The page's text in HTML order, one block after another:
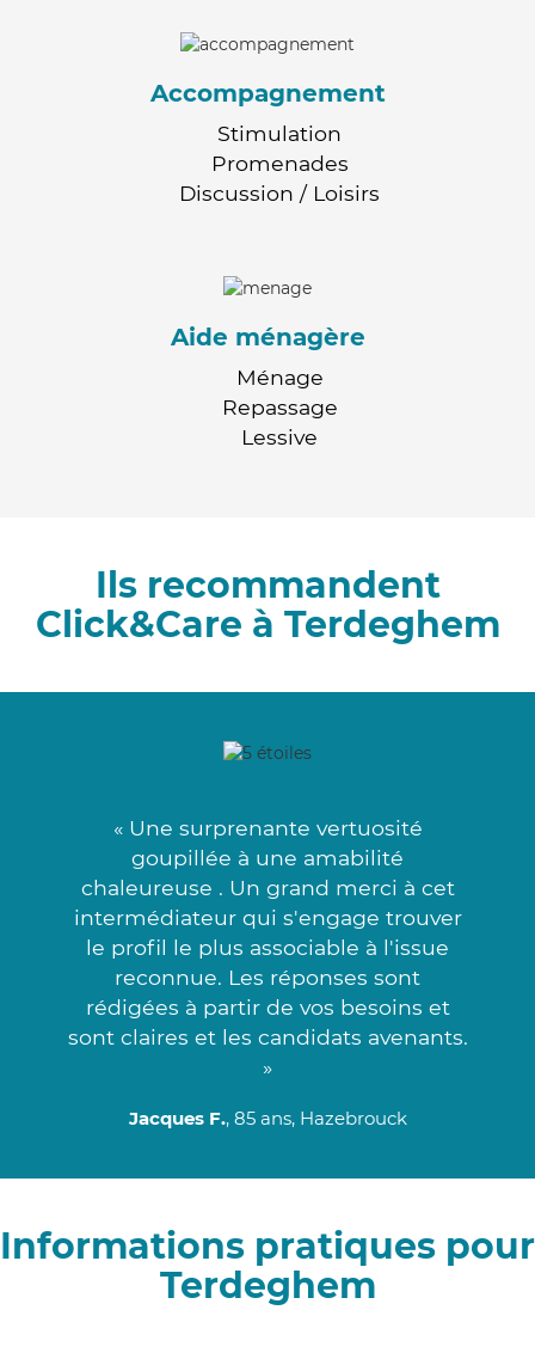
Accompagnement
Stimulation
Promenades
Discussion / Loisirs
Aide ménagère
Ménage
Repassage
Lessive
Ils recommandent
Click&Care à Terdeghem
« Une surprenante vertuosité
goupillée à une amabilité
chaleureuse . Un grand merci à cet
intermédiateur qui s'engage trouver
le profil le plus associable à l'issue
reconnue. Les réponses sont
rédigées à partir de vos besoins et
sont claires et les candidats avenants.
»
Jacques F., 85 ans, Hazebrouck
Informations pratiques pour
Terdeghem